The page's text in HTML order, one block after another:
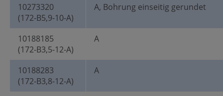
10273320
(172-B5,9-10-A)
A, Bohrung einseitig gerundet
10188185
(172-B3,5-12-A)
A
10188283
(172-B3,8-12-A)
A